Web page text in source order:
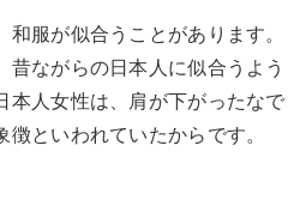
服が似合うことがあります。
昔ながらの日本人に似合うよう
本人女性は、肩が下がったなで
といわれていたからです。